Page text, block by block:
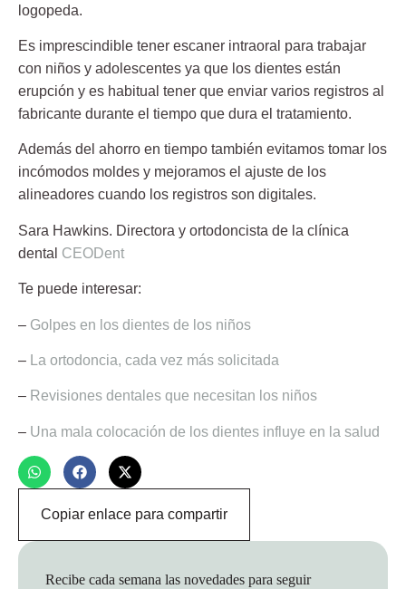
logopeda.
Es imprescindible tener escaner intraoral para trabajar
con niños y adolescentes ya que los dientes están
erupción y es habitual tener que enviar varios registros al
fabricante durante el tiempo que dura el tratamiento.
Además del ahorro en tiempo también evitamos tomar los
incómodos moldes y mejoramos el ajuste de los
alineadores cuando los registros son digitales.
Sara Hawkins. Directora y ortodoncista de la clínica
dental CEODent
Te puede interesar:
– Golpes en los dientes de los niños
– La ortodoncia, cada vez más solicitada
– Revisiones dentales que necesitan los niños
– Una mala colocación de los dientes influye en la salud
Copiar enlace para compartir
Recibe cada semana las novedades para seguir